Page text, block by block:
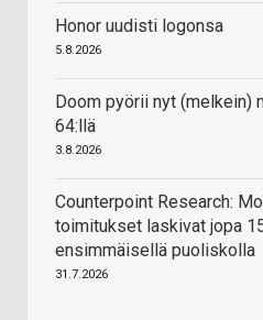
Honor uudisti logonsa
5.8.2026
Doom pyörii nyt (melkein)
64:llä
3.8.2026
Counterpoint Research:
toimitukset laskivat jopa
ensimmäisellä puoliskolla
31.7.2026